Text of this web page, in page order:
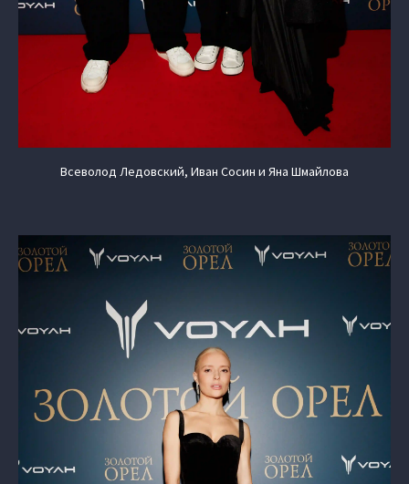
Всеволод Ледовский, Иван Сосин и Яна Шмайлова